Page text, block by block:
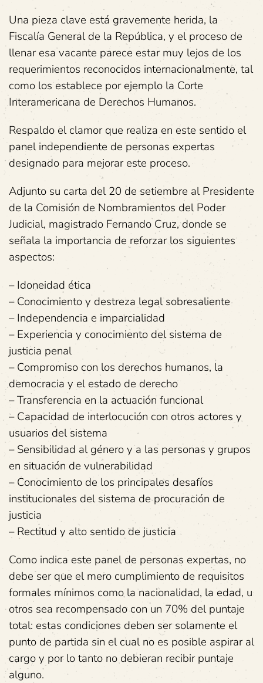
Una pieza clave está gravemente herida, la
Fiscalía General de la República, y el proceso de
llenar esa vacante parece estar muy lejos de los
requerimientos reconocidos internacionalmente, tal
como los establece por ejemplo la Corte
Interamericana de Derechos Humanos.
Respaldo el clamor que realiza en este sentido el
panel independiente de personas expertas
designado para mejorar este proceso.
Adjunto su carta del 20 de setiembre al Presidente
de la Comisión de Nombramientos del Poder
Judicial, magistrado Fernando Cruz, donde se
señala la importancia de reforzar los siguientes
aspectos:
– Idoneidad ética
– Conocimiento y destreza legal sobresaliente
– Independencia e imparcialidad
– Experiencia y conocimiento del sistema de
justicia penal
– Compromiso con los derechos humanos, la
democracia y el estado de derecho
– Transferencia en la actuación funcional
– Capacidad de interlocución con otros actores y
usuarios del sistema
– Sensibilidad al género y a las personas y grupos
en situación de vulnerabilidad
– Conocimiento de los principales desafíos
institucionales del sistema de procuración de
justicia
– Rectitud y alto sentido de justicia
Como indica este panel de personas expertas, no
debe ser que el mero cumplimiento de requisitos
formales mínimos como la nacionalidad, la edad, u
otros sea recompensado con un 70% del puntaje
total: estas condiciones deben ser solamente el
punto de partida sin el cual no es posible aspirar al
cargo y por lo tanto no debieran recibir puntaje
alguno.